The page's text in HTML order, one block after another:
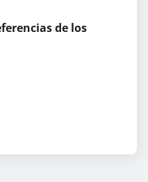
de los